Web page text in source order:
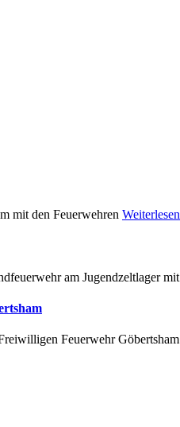
mit den Feuerwehren
am Jugendzeltlager
Feuerwehr